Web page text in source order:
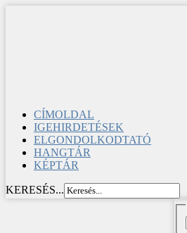
CÍMOLDAL
IGEHIRDETÉSEK
ELGONDOLKODTATÓ
HANGTÁR
KÉPTÁR
KERESÉS...